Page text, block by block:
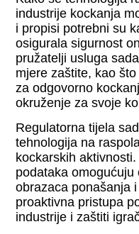
industrije kockanja
i propisi potrebni su
osigurala sigurnost
pružatelji usluga
mjere zaštite, kao
za odgovorno
okruženje za svoje
Regulatorna tijela
tehnologija na
kockarskih
podataka
obrazaca ponašanja
proaktivna pristupa
industrije i zaštiti